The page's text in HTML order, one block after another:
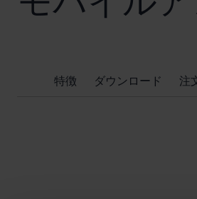
特徴 ダウンロード 注